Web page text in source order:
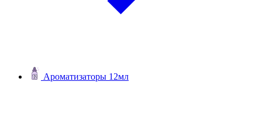
Ароматизаторы 12мл